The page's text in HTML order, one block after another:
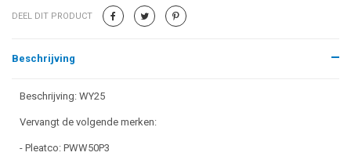
DEEL DIT PRODUCT
Beschrijving
Beschrijving: WY25
Vervangt de volgende merken:
- Pleatco: PWW50P3